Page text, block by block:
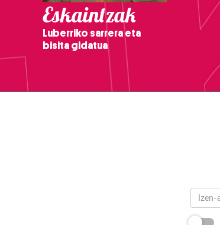
Eskaintzak
Luberriko sarrera eta
bisita gidatua